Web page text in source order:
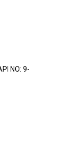
NO: 9-